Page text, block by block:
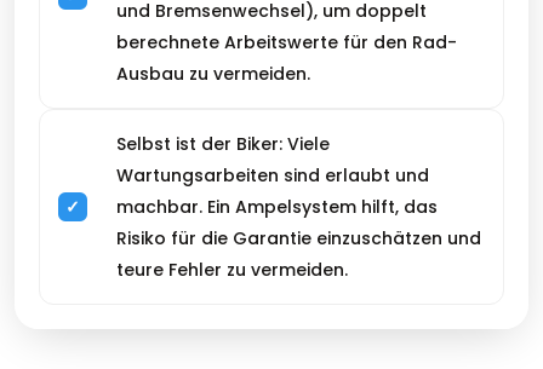
und Bremsenwechsel), um doppelt
berechnete Arbeitswerte für den Rad-
Ausbau zu vermeiden.
Selbst ist der Biker: Viele
Wartungsarbeiten sind erlaubt und
machbar. Ein Ampelsystem hilft, das
Risiko für die Garantie einzuschätzen und
teure Fehler zu vermeiden.